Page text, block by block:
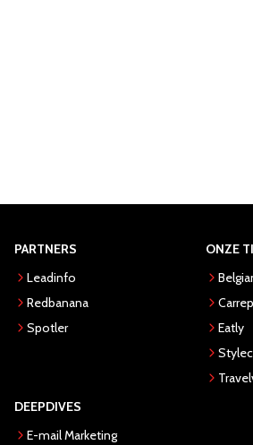
PARTNERS
Leadinfo
Redbanana
Spotler
ONZE
Eatly
DEEPDIVES
E-mail Marketing